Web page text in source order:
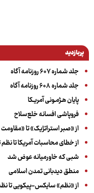
پربازدید
جلد شماره ۶۰۷ روزنامه آگاه
جلد شماره ۶۰۸ روزنامه آگاه
پایان هـژمـونی آمریـکا
فروپاشی افسانه خلع‌سلاح
از «صبر استراتژیک» تا
از خطای محاسبات آمریکا تا نظم
شبی که خاورمیانه عوض شد
منطق دیدبانی تمدن اسلامی
از «نظم» سایکس-پیکویی تا